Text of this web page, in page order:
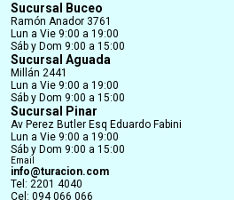
Sucursal Buceo
Ramón Anador 3761
Lun a Vie 9:00 a 19:00
Sáb y Dom 9:00 a 15:00
Sucursal Aguada
Millán 2441
Lun a Vie 9:00 a 19:00
Sáb y Dom 9:00 a 15:00
Sucursal Pinar
Av Perez Butler Esq Eduardo Fabini
Lun a Vie 9:00 a 19:00
Sáb y Dom 9:00 a 15:00
Email
info@turacion.com
Tel: 2201 4040
Cel: 094 066 066